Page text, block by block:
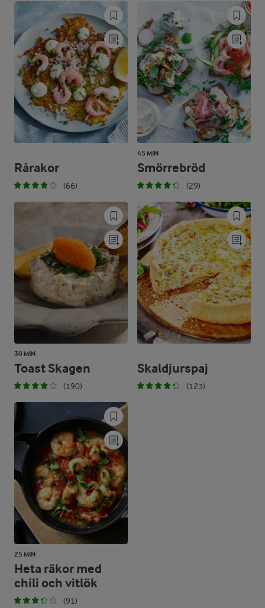
Rårakor
(66)
45 MIN
Smörrebröd
(29)
30 MIN
Toast Skagen
(190)
Skaldjurspaj
(123)
25 MIN
Heta räkor med
chili och vitlök
(91)